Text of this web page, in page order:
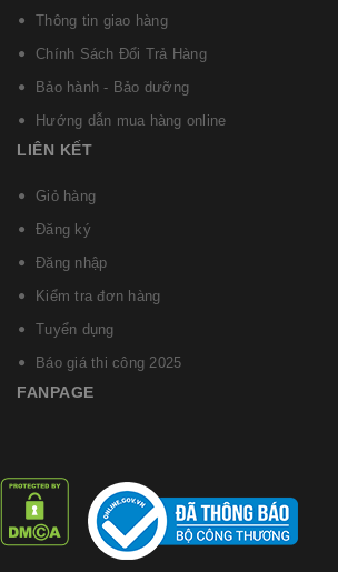
Thông tin giao hàng
Chính Sách Đổi Trả Hàng
Bảo hành - Bảo dưỡng
Hướng dẫn mua hàng online
LIÊN KẾT
Giỏ hàng
Đăng ký
Đăng nhập
Kiểm tra đơn hàng
Tuyển dụng
Báo giá thi công 2025
FANPAGE